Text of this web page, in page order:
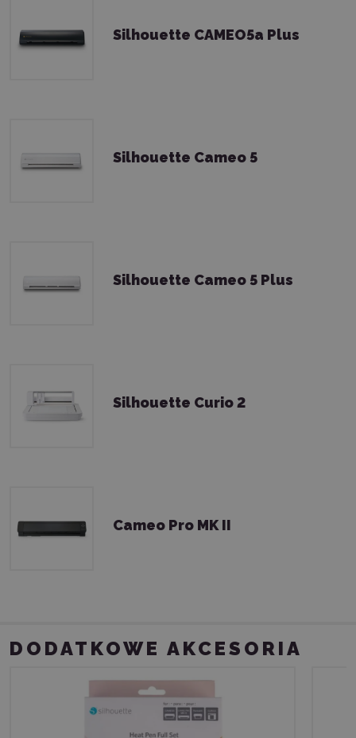
Silhouette CAMEO5a Plus
Silhouette Cameo 5
Silhouette Cameo 5 Plus
Silhouette Curio 2
Cameo Pro MK II
DODATKOWE AKCESORIA